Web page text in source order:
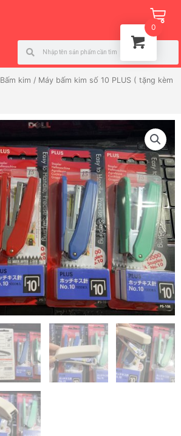
Search
Bấm kim / Máy bấm kim số 10 PLUS ( tặng kèm
0